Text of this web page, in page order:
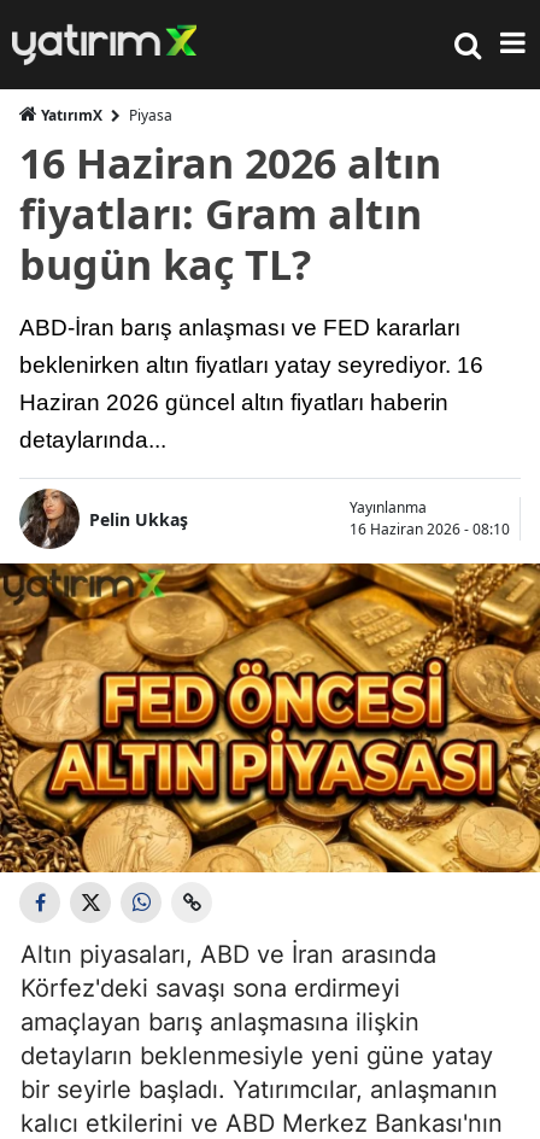
YatırımX Piyasa
16 Haziran 2026 altın
fiyatları: Gram altın
bugün kaç TL?
ABD-İran barış anlaşması ve FED kararları
beklenirken altın fiyatları yatay seyrediyor. 16
Haziran 2026 güncel altın fiyatları haberin
detaylarında...
Pelin Ukkaş
Yayınlanma
16 Haziran 2026 - 08:10
Altın piyasaları, ABD ve İran arasında
Körfez'deki savaşı sona erdirmeyi
amaçlayan barış anlaşmasına ilişkin
detayların beklenmesiyle yeni güne yatay
bir seyirle başladı. Yatırımcılar, anlaşmanın
kalıcı etkilerini ve ABD Merkez Bankası'nın